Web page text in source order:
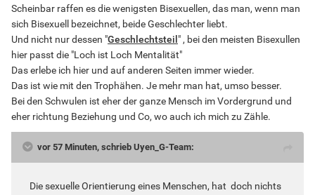
Scheinbar raffen es die wenigsten Bisexuellen, das man, wenn man
sich Bisexuell bezeichnet, beide Geschlechter liebt.
Und nicht nur dessen "Geschlechtsteil " , bei den meisten Bisexullen
hier passt die "Loch ist Loch Mentalität"
Das erlebe ich hier und auf anderen Seiten immer wieder.
Das ist wie mit den Trophähen. Je mehr man hat, umso besser.
Bei den Schwulen ist eher der ganze Mensch im Vordergrund und
eher richtung Beziehung und Co, wo auch ich mich zu Zähle.
vor 57 Minuten, schrieb Uyen_G-Team:
Die sexuelle Orientierung eines Menschen, hat doch nichts